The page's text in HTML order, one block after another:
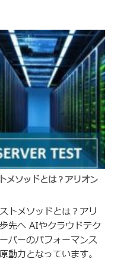
メソッドとは？アリオン
トメソッドとは？アリ
先へ AIやクラウドテク
バーのパフォーマンス
動力となっています。